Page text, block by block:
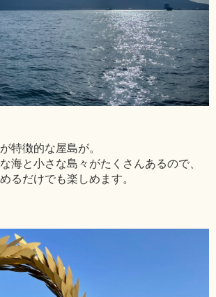
特徴的な屋島が。
海と小さな島々がたくさんあるので、
るだけでも楽しめます。